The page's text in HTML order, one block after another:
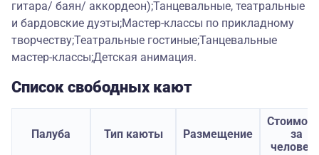
гитара/ баян/ аккордеон);Танцевальные, театральные
и бардовские дуэты;Мастер-классы по прикладному
творчеству;Театральные гостиные;Танцевальные
мастер-классы;Детская анимация.
Список свободных кают
Палуба Тип каюты Размещение
за